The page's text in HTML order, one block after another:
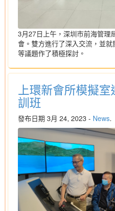
3月27日上午，深圳市前海管理
會。雙方進行了深入交流，並
等議題作了積極探討。
上環新會所模擬
訓班
發布日期 3月 24, 2023 - News.